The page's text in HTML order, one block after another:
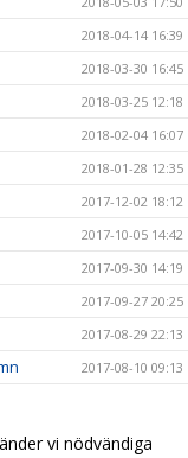
2018-04-14 16:39
2018-03-30 16:45
2018-03-25 12:18
2018-02-04 16:07
2018-01-28 12:35
2017-12-02 18:12
2017-10-05 14:42
2017-09-30 14:19
2017-09-27 20:25
2017-08-29 22:13
2017-08-10 09:13
2017-06-11 10:29
vi nödvändiga